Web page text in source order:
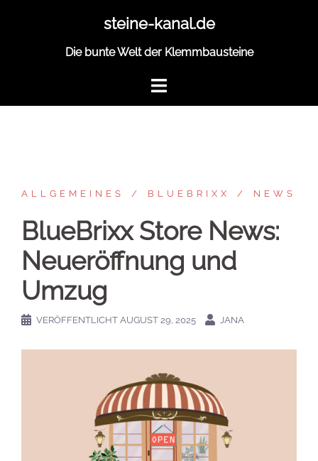
steine-kanal.de
Die bunte Welt der Klemmbausteine
ALLGEMEINES BLUEBRIXX NEWS
BlueBrixx Store News:
Neueröffnung und
Umzug
VERÖFFENTLICHT AUGUST 29, 2025 JANA